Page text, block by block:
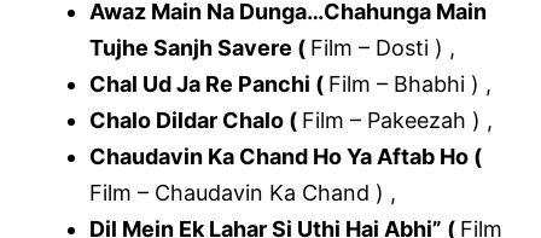
Awaz Main Na Dunga…Chahunga Main
Tujhe Sanjh Savere ( Film – Dosti ) ,
Chal Ud Ja Re Panchi ( Film – Bhabhi ) ,
Chalo Dildar Chalo ( Film – Pakeezah ) ,
Chaudavin Ka Chand Ho Ya Aftab Ho (
Film – Chaudavin Ka Chand ) ,
Dil Mein Ek Lahar Si Uthi Hai Abhi” ( Film